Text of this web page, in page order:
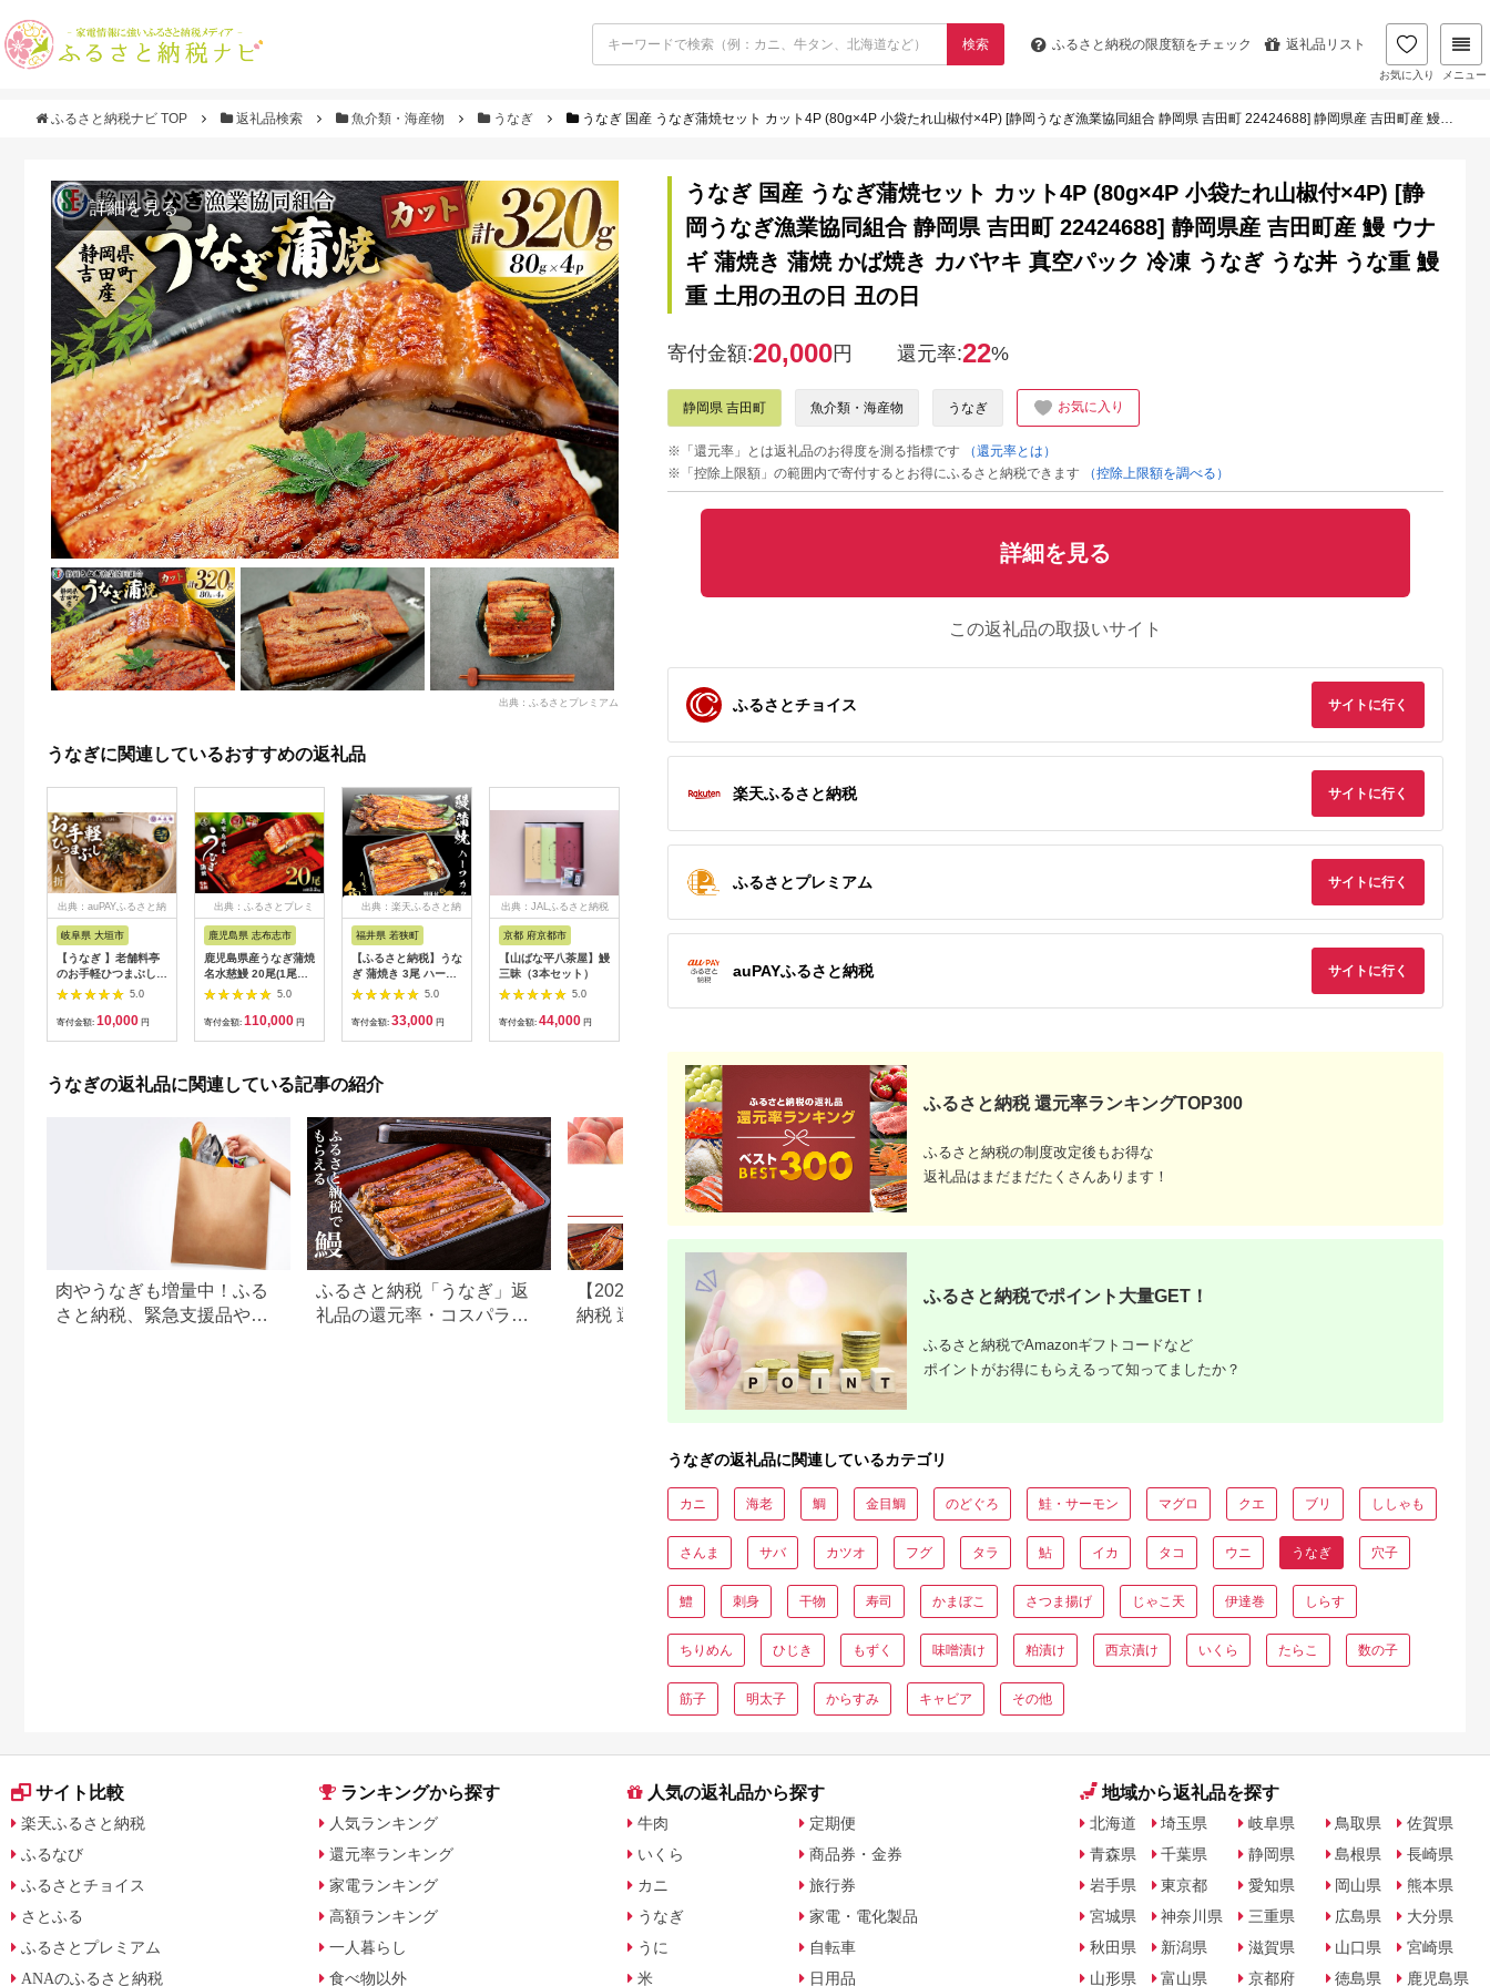
検索 ふるさと納税の限度額をチェック 返礼品リスト
お気に入り メニュー
ふるさと納税ナビ TOP 返礼品検索 魚介類・海産物 うなぎ うなぎ 国産 うなぎ蒲焼セット カット4P (80g×4P 小袋たれ山椒付×4P) [静岡うなぎ漁業協同組合 静岡県 吉田町 22424688] 静岡県産 吉田町産 鰻 ウナギ 蒲焼き 蒲焼 かば焼き カバヤキ 真空パック 冷凍 うなぎ うな丼 うな重 鰻重 土用の丑の日 丑の日
詳細を見る
出典：ふるさとプレミアム
うなぎに関連しているおすすめの返礼品
出典：auPAYふるさと納
岐阜県 大垣市
【うなぎ 】老舗料亭
のお手軽ひつまぶし
国産 鰻 ごはん たれ
出汁つき 冷蔵便 1人
分 国産鰻 国産うなぎ
るだけ 10000円 1万
円 料理店 玉子屋別館
5.0
寄付金額: 10,000 円
出典：ふるさとプレミ
鹿児島県 志布志市
鹿児島県産うなぎ蒲焼
名水慈鰻 20尾(1尾約
160g)＜計約3.2kg＞
5.0
寄付金額: 110,000 円
出典：楽天ふるさと納
福井県 若狭町
【ふるさと納税】うな
ぎ 蒲焼き 3尾 ハーフ
カット タレ・肝付き
国産鰻 国産 うなぎ蒲
焼 惣菜 おかず ウナ
5.0
寄付金額: 33,000 円
出典：JALふるさと納税
京都 府京都市
【山ばな平八茶屋】鰻
三昧（3本セット）
5.0
寄付金額: 44,000 円
税
宮崎県 西都市
【ふるさと納税】「う
なぎの入船」国産うな
業 国産 鰻 手焼き 備
長炭 送料無料さいと
し サイト 数量限定 テ
レビ紹介＜13-1a＞
ス
愛知県 春日井市
年の味 至高の鰻蒲焼
税
京都 府京都市
食べ比べ 蒲焼 白焼き
おすすめ 京都府 京都
市
税
静岡県 吉田町
椒付き 真空パック 個
丑の日配送
出典：ふるさとチョイ
ス
鹿児島県 鹿屋市
の 備長炭手焼 うな
5.0
出典：ふるな
静岡県 島田市
での特別価格！】う
島田市
うなぎの返礼品に関連している記事の紹介
肉やうなぎも増量中！ふる
さと納税、緊急支援品やキ
ふるさと納税「うなぎ」返
礼品の還元率・コスパラン
【2026年版】楽天ふるさと
納税 還元率ランキング｜高
還元率返礼品をジャンル別
静岡県吉田町のふるさと納
税のご紹介
うなぎ 国産 うなぎ蒲焼セット カット4P (80g×4P 小袋たれ山椒付×4P) [静
岡うなぎ漁業協同組合 静岡県 吉田町 22424688] 静岡県産 吉田町産 鰻 ウナ
ギ 蒲焼き 蒲焼 かば焼き カバヤキ 真空パック 冷凍 うなぎ うな丼 うな重 鰻
重 土用の丑の日 丑の日
寄付金額:20,000円 還元率:22%
静岡県 吉田町 魚介類・海産物 うなぎ お気に入り
※「還元率」とは返礼品のお得度を測る指標です
（還元率とは）
※「控除上限額」の範囲内で寄付するとお得にふるさと納税できます
（控除上限額を調べる）
詳細を見る
この返礼品の取扱いサイト
ふるさとチョイス サイトに行く
楽天ふるさと納税 サイトに行く
ふるさとプレミアム サイトに行く
auPAYふるさと納税 サイトに行く
ふるさと納税 還元率ランキングTOP300
ふるさと納税の制度改定後もお得な
返礼品はまだまだたくさんあります！
ふるさと納税でポイント大量GET！
ふるさと納税でAmazonギフトコードなど
ポイントがお得にもらえるって知ってましたか？
うなぎの返礼品に関連しているカテゴリ
カニ 海老 鯛 金目鯛 のどぐろ 鮭・サーモン マグロ クエ ブリ ししゃも
さんま サバ カツオ フグ タラ 鮎 イカ タコ ウニ うなぎ 穴子
鱧 刺身 干物 寿司 かまぼこ さつま揚げ じゃこ天 伊達巻 しらす
ちりめん ひじき もずく 味噌漬け 粕漬け 西京漬け いくら たらこ 数の子
筋子 明太子 からすみ キャビア その他
サイト比較
楽天ふるさと納税
ふるなび
ふるさとチョイス
さとふる
ふるさとプレミアム
ANAのふるさと納税
ランキングから探す
人気ランキング
還元率ランキング
家電ランキング
高額ランキング
一人暮らし
食べ物以外
人気の返礼品から探す
牛肉
いくら
カニ
うなぎ
うに
米
定期便
商品券・金券
旅行券
家電・電化製品
自転車
日用品
地域から返礼品を探す
北海道
青森県
岩手県
宮城県
秋田県
山形県
埼玉県
千葉県
東京都
神奈川県
新潟県
富山県
岐阜県
静岡県
愛知県
三重県
滋賀県
京都府
鳥取県
島根県
岡山県
広島県
山口県
徳島県
佐賀県
長崎県
熊本県
大分県
宮崎県
鹿児島県